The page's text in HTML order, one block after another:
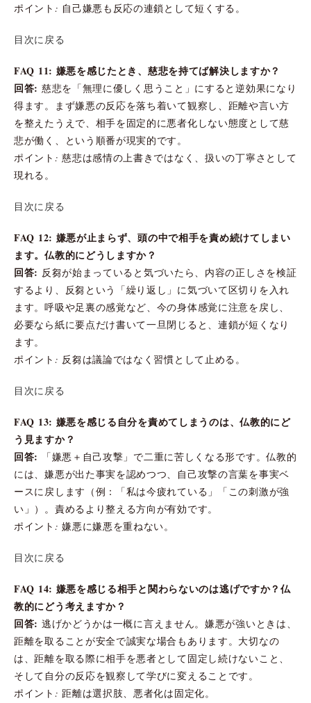
ポイント: 自己嫌悪も反応の連鎖として短くする。
目次に戻る
FAQ 11: 嫌悪を感じたとき、慈悲を持てば解決しますか？
回答: 慈悲を「無理に優しく思うこと」にすると逆効果になり
得ます。まず嫌悪の反応を落ち着いて観察し、距離や言い方
を整えたうえで、相手を固定的に悪者化しない態度として慈
悲が働く、という順番が現実的です。
ポイント: 慈悲は感情の上書きではなく、扱いの丁寧さとして
現れる。
目次に戻る
FAQ 12: 嫌悪が止まらず、頭の中で相手を責め続けてしまい
ます。仏教的にどうしますか？
回答: 反芻が始まっていると気づいたら、内容の正しさを検証
するより、反芻という「繰り返し」に気づいて区切りを入れ
ます。呼吸や足裏の感覚など、今の身体感覚に注意を戻し、
必要なら紙に要点だけ書いて一旦閉じると、連鎖が短くなり
ます。
ポイント: 反芻は議論ではなく習慣として止める。
目次に戻る
FAQ 13: 嫌悪を感じる自分を責めてしまうのは、仏教的にど
う見ますか？
回答:
「嫌悪＋自己攻撃」で二重に苦しくなる形です。仏教的
には、嫌悪が出た事実を認めつつ、自己攻撃の言葉を事実ベ
ースに戻します（例：「私は今疲れている」「この刺激が強
い」）。責めるより整える方向が有効です。
ポイント: 嫌悪に嫌悪を重ねない。
目次に戻る
FAQ 14: 嫌悪を感じる相手と関わらないのは逃げですか？仏
教的にどう考えますか？
回答: 逃げかどうかは一概に言えません。嫌悪が強いときは、
距離を取ることが安全で誠実な場合もあります。大切なの
は、距離を取る際に相手を悪者として固定し続けないこと、
そして自分の反応を観察して学びに変えることです。
ポイント: 距離は選択肢、悪者化は固定化。